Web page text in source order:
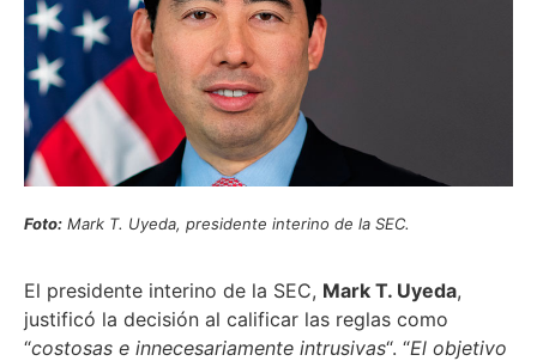
Foto: Mark T. Uyeda, presidente interino de la SEC.
El presidente interino de la SEC, Mark T. Uyeda,
justificó la decisión al calificar las reglas como
“costosas e innecesariamente intrusivas“. “El objetivo